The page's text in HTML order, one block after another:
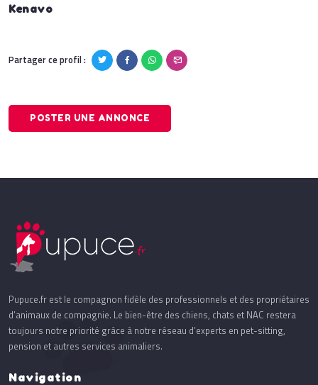
Kenavo
Partager ce profil :
POSTER UNE ANNONCE
Pupuce.fr est le compagnon fidèle des professionnels et des propriétaires
d’animaux de compagnie. Le bien-être des chiens, chats et NAC restera
toujours notre priorité grâce à notre réseau d’experts en pet-sitting,
pension et autres services animaliers.
Navigation